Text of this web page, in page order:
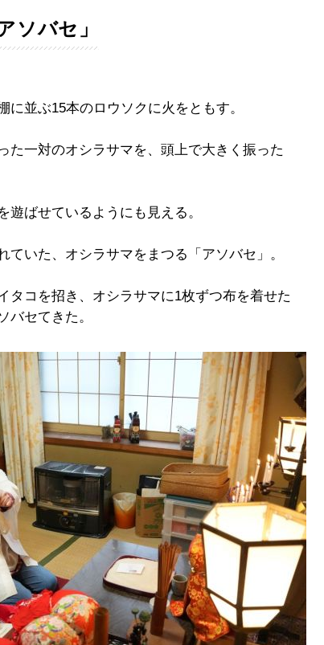
ソバセ」
並ぶ15本のロウソクに火をともす。
た一対のオシラサマを、頭上で大きく振った
ばせているようにも見える。
いた、オシラサマをまつる「アソバセ」。
タコを招き、オシラサマに1枚ずつ布を着せた
バセてきた。